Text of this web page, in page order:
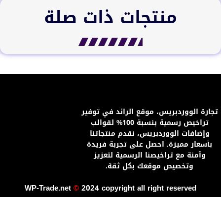
منتجات ذات صلة
تجارة الووردبريس، موقع الرائد في توفير
تراخيص رسمية بنسبة 100% لقوالب
وإضافات الووردبريس، نقدم منتجاتنا
بأسعار مميزة. احصل على تجربة فريدة
وآمنة مع تراخيصنا الرسمية لتعزيز
وتخصيص موقعك بكل ثقة.
WP-Trade.net©2024 copyright all right reserved